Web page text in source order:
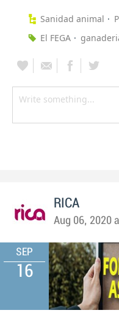
Sanidad animal
El FEGA
RICA
Aug 06, 2020
SEP
16